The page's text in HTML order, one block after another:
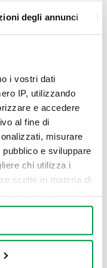
degli annunci
i vostri dati
IP, utilizzando
e accedere
al fine di
misurare
e sviluppare
chi utilizza i
scelte in materia di
proprietà digitale
È possibile
in qualsiasi
o facendo clic